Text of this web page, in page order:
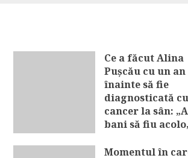
Ce a făcut Alina
Pușcău cu un an
înainte să fie
diagnosticată cu
cancer la sân:
bani să fiu
AUGUST 7, 2026
Momentul în